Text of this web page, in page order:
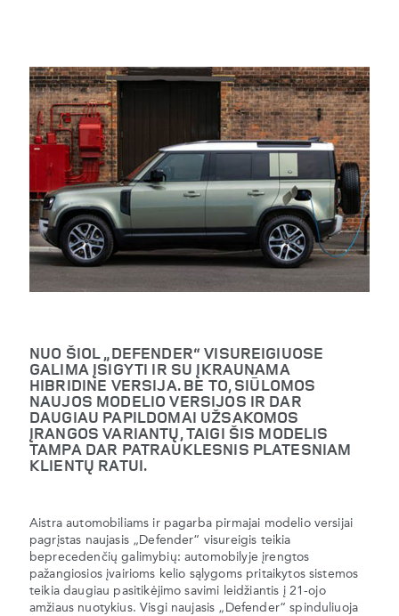
NUO ŠIOL „DEFENDER“ VISUREIGIUOSE
GALIMA ĮSIGYTI IR SU ĮKRAUNAMA
HIBRIDINE VERSIJA. BE TO, SIŪLOMOS
NAUJOS MODELIO VERSIJOS IR DAR
DAUGIAU PAPILDOMAI UŽSAKOMOS
ĮRANGOS VARIANTŲ, TAIGI ŠIS MODELIS
TAMPA DAR PATRAUKLESNIS PLATESNIAM
KLIENTŲ RATUI.
Aistra automobiliams ir pagarba pirmajai modelio versijai
pagrįstas naujasis „Defender“ visureigis teikia
beprecedenčių galimybių: automobilyje įrengtos
pažangiosios įvairioms kelio sąlygoms pritaikytos sistemos
teikia daugiau pasitikėjimo savimi leidžiantis į 21-ojo
amžiaus nuotykius. Visgi naujasis „Defender“ spinduliuoja